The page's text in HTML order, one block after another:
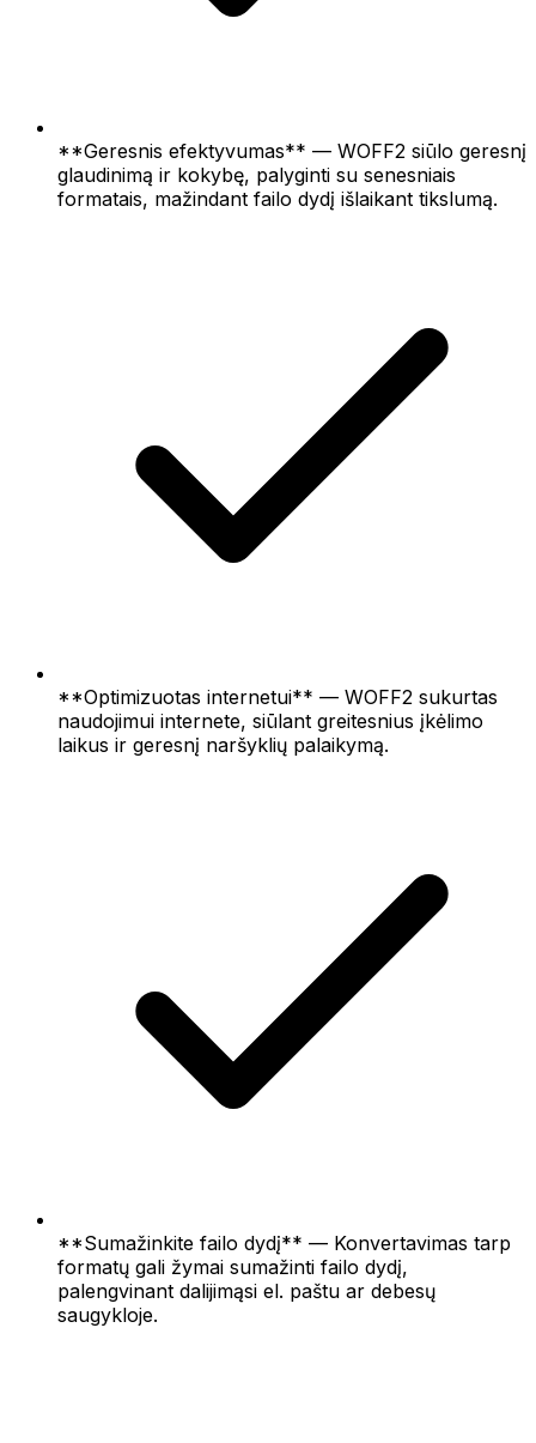
**Geresnis efektyvumas** — WOFF2 siūlo geresnį
glaudinimą ir kokybę, palyginti su senesniais
formatais, mažindant failo dydį išlaikant tikslumą.
**Optimizuotas internetui** — WOFF2 sukurtas
naudojimui internete, siūlant greitesnius įkėlimo
laikus ir geresnį naršyklių palaikymą.
**Sumažinkite failo dydį** — Konvertavimas tarp
formatų gali žymai sumažinti failo dydį,
palengvinant dalijimąsi el. paštu ar debesų
saugykloje.